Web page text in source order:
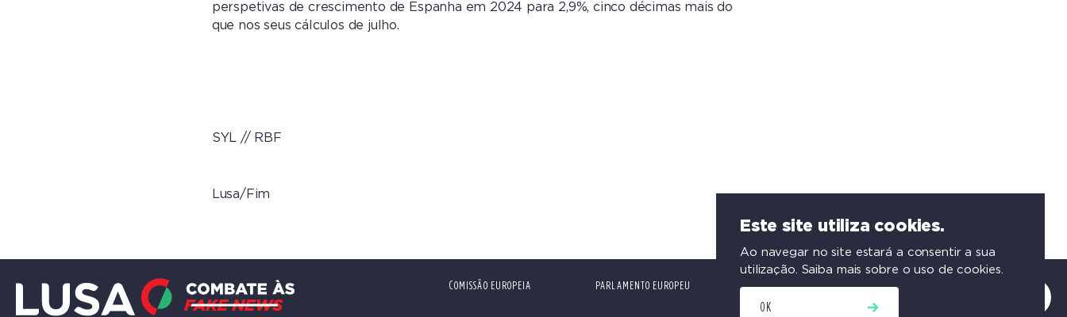
perspetivas de crescimento de Espanha em 2024 para 2,9%, cinco décimas mais do
que nos seus cálculos de julho.
SYL // RBF
Lusa/Fim
COMISSÃO EUROPEIA PARLAMENTO EUROPEU CONFERÊNCIAS
Este site utiliza cookies.
Ao navegar no site estará a consentir a sua
utilização. Saiba mais sobre o uso de cookies.
OK